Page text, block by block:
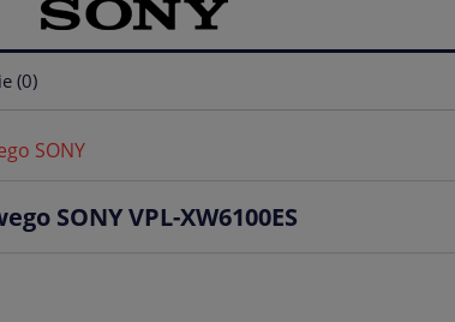
(0)
SONY
SONY VPL-XW6100ES